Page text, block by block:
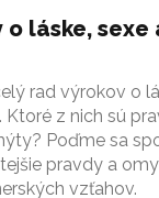
o láske, sexe
rad výrokov o
Ktoré z nich sú
Poďme sa
pravdy a
vzťahov.